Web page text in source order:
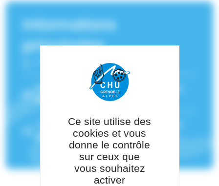
Informations
principales
Pédiatre
Service(s) de rattachement :
Rhumatologie pédiatrique
Pôle de rattachement :Pôle Pédiatrie-
Génétique
Ce site utilise des
cookies et vous
donne le contrôle
sur ceux que
vous souhaitez
activer